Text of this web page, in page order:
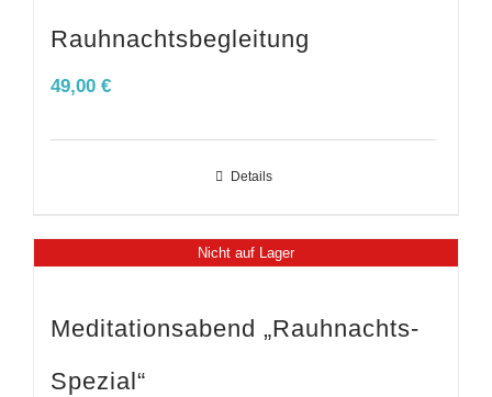
Rauhnachtsbegleitung
49,00 €
Details
Nicht auf Lager
Meditationsabend „Rauhnachts-
Spezial“